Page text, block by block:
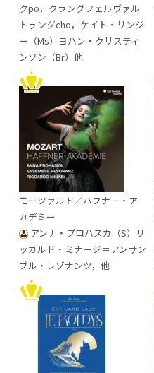
クpo，クラングフェルヴァル
トゥングcho，ケイト・リンジ
ー（Ms）ヨハン・クリスティ
ンソン（Br）他
モーツァルト／ハフナー・ア
カデミー
アンナ・プロハスカ（S）リ
ッカルド・ミナージ＝アンサン
ブル・レゾナンツ，他